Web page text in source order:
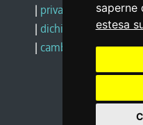
saperne
estesa
| privacy
social
| dichiarazione di
| cambio preferenze